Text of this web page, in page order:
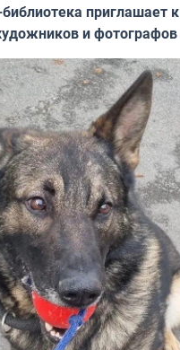
приглашает к
и фотографов